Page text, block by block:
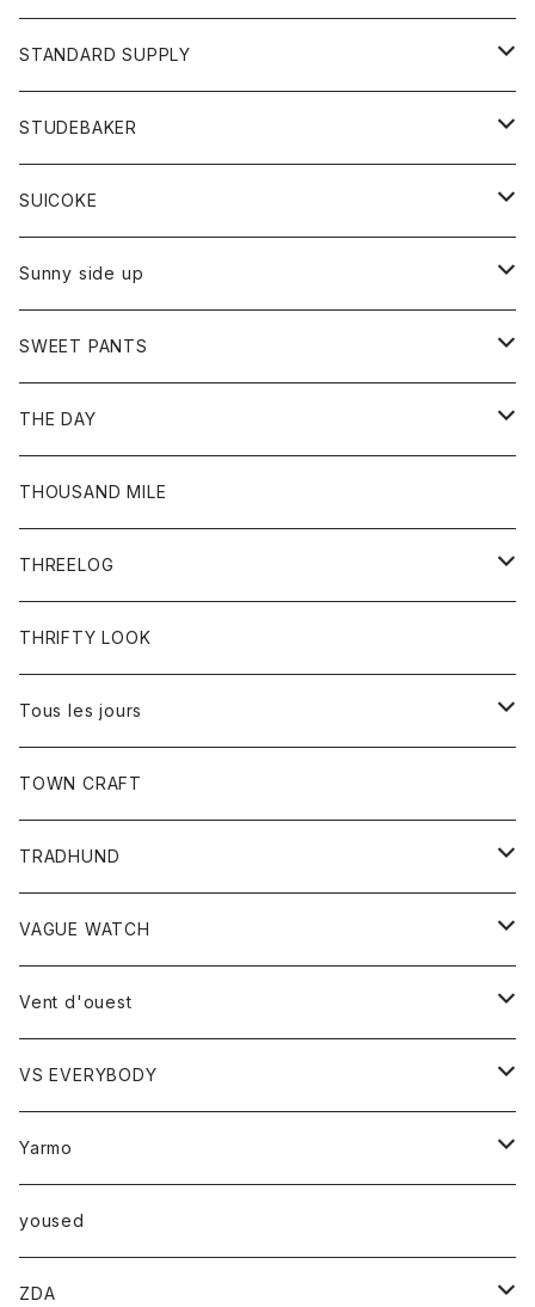
スカート
スカート
Tシャツ
アクセサリー
バック
カットソー
カーディガン
ボトム
ショートパンツ
パンツ
レディース
カットソー
カーディガン
ワンピース
コート
ベスト
トップス
カットソー
ボトム
パンツ
オーバーオール
STANDARD SUPPLY
財布
バッグ
STUDEBAKER
アクセサリー
ブレスレット
リング
SUICOKE
ブーツ
サンダル
Sunny side up
アウター
Ｇジャン
ボトム
ジーンズ
SWEET PANTS
ボトム
ショートパンツ
THE DAY
トップス
Tシャツ
THOUSAND MILE
THREELOG
トップス
Tシャツ
THRIFTY LOOK
Tous les jours
トップス
レディース
カットソー
TOWN CRAFT
TRADHUND
セーター
ベスト
VAGUE WATCH
時計
Vent d'ouest
ボトム
スカート
トップス
ベスト
VS EVERYBODY
トップス
Ｔシャツ
Yarmo
アウター
コート
小物
yoused
ZDA